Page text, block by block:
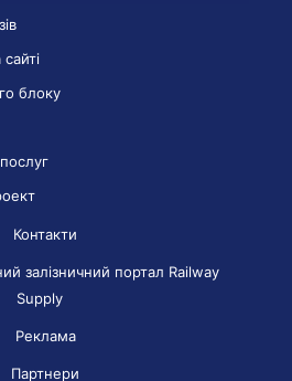
блоку
Контакти
залізничний портал Railway
Supply
Реклама
Партнери